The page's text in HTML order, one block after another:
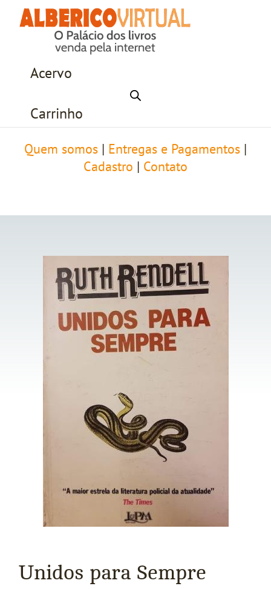
Acervo
Carrinho
Quem somos Entregas e Pagamentos
Cadastro
Contato
Unidos para Sempre